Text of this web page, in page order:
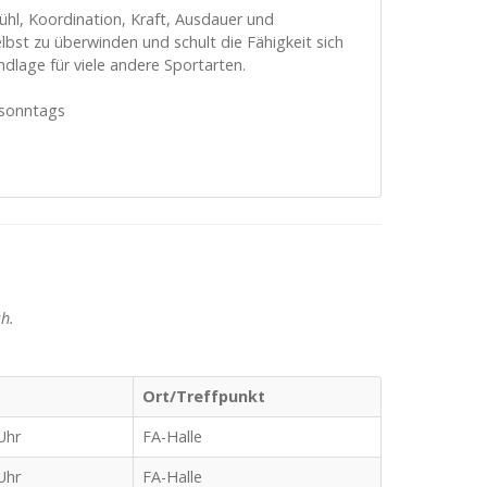
Koordination, Kraft, Ausdauer und
zu überwinden und schult die Fähigkeit sich
für viele andere Sportarten.
Ort/Treffpunkt
FA-Halle
FA-Halle